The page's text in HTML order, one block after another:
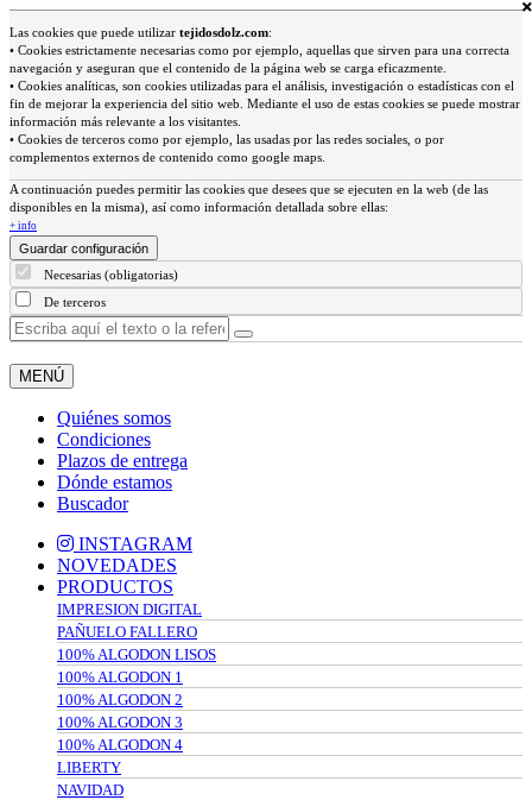
Las cookies que puede utilizar tejidosdolz.com:
• Cookies estrictamente necesarias como por ejemplo, aquellas que sirven para una correcta
navegación y aseguran que el contenido de la página web se carga eficazmente.
• Cookies analíticas, son cookies utilizadas para el análisis, investigación o estadísticas con el
fin de mejorar la experiencia del sitio web. Mediante el uso de estas cookies se puede mostrar
información más relevante a los visitantes.
• Cookies de terceros como por ejemplo, las usadas por las redes sociales, o por
complementos externos de contenido como google maps.
A continuación puedes permitir las cookies que desees que se ejecuten en la web (de las
disponibles en la misma), así como información detallada sobre ellas:
+ info
Guardar configuración
Necesarias (obligatorias)
De terceros
MENÚ
Quiénes somos
Condiciones
Plazos de entrega
Dónde estamos
Buscador
INSTAGRAM
NOVEDADES
PRODUCTOS
IMPRESION DIGITAL
PAÑUELO FALLERO
100% ALGODON LISOS
100% ALGODON 1
100% ALGODON 2
100% ALGODON 3
100% ALGODON 4
LIBERTY
NAVIDAD